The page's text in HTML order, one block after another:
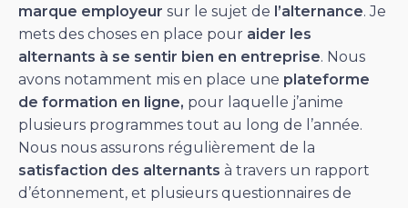
marque employeur sur le sujet de l’alternance. Je
mets des choses en place pour aider les
alternants à se sentir bien en entreprise. Nous
avons notamment mis en place une plateforme
de formation en ligne, pour laquelle j’anime
plusieurs programmes tout au long de l’année.
Nous nous assurons régulièrement de la
satisfaction des alternants à travers un rapport
d’étonnement, et plusieurs questionnaires de